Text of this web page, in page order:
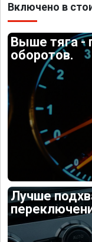
Включено в
Выше тяга -
оборотов.
Лучше